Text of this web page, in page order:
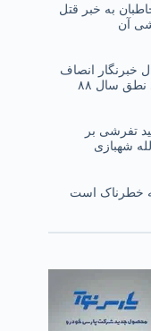
به خبر قتل
آن
خبرنگار انصاف
تفرشی بر
شهبازی
خطرناک است